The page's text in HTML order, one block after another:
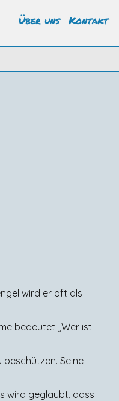
Über uns Kontakt
wird er oft als
bedeutet „Wer ist
Seine
wird geglaubt, dass